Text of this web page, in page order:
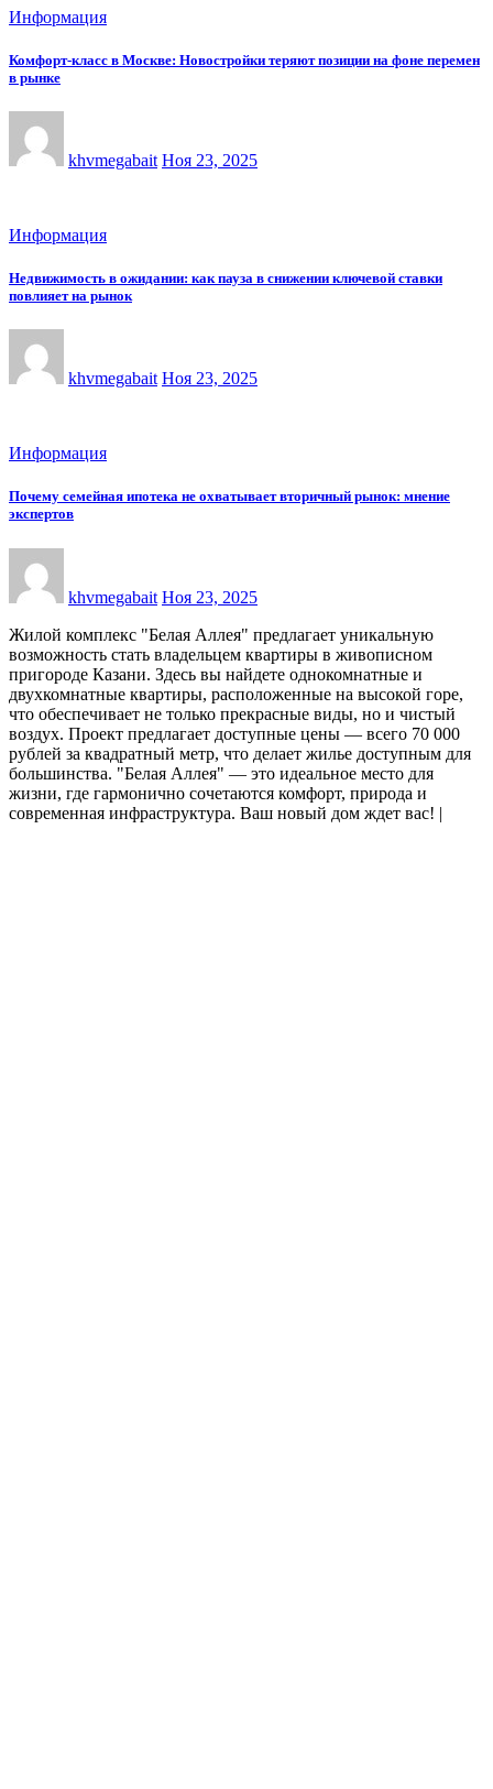
Информация
Комфорт-класс в Москве: Новостройки теряют позиции на фоне перемен
в рынке
khvmegabait Ноя 23, 2025
Информация
Недвижимость в ожидании: как пауза в снижении ключевой ставки
повлияет на рынок
khvmegabait Ноя 23, 2025
Информация
Почему семейная ипотека не охватывает вторичный рынок: мнение
экспертов
khvmegabait Ноя 23, 2025
Жилой комплекс "Белая Аллея" предлагает уникальную
возможность стать владельцем квартиры в живописном
пригороде Казани. Здесь вы найдете однокомнатные и
двухкомнатные квартиры, расположенные на высокой горе,
что обеспечивает не только прекрасные виды, но и чистый
воздух. Проект предлагает доступные цены — всего 70 000
рублей за квадратный метр, что делает жилье доступным для
большинства. "Белая Аллея" — это идеальное место для
жизни, где гармонично сочетаются комфорт, природа и
современная инфраструктура. Ваш новый дом ждет вас! |